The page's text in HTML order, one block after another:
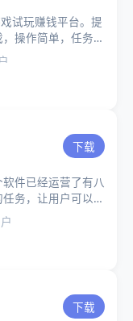
试玩赚钱平台。提
操作简单，任务完
下载
件已经运营了有八
务，让用户可以每
下载